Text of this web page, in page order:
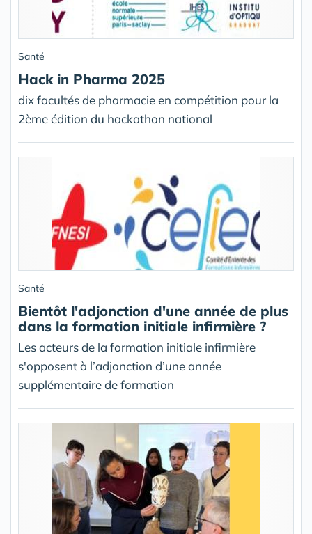
Santé
Hack in Pharma 2025
dix facultés de pharmacie en compétition pour la
2ème édition du hackathon national
Santé
Bientôt l'adjonction d'une année de plus
dans la formation initiale infirmière ?
Les acteurs de la formation initiale infirmière
s'opposent à l’adjonction d’une année
supplémentaire de formation